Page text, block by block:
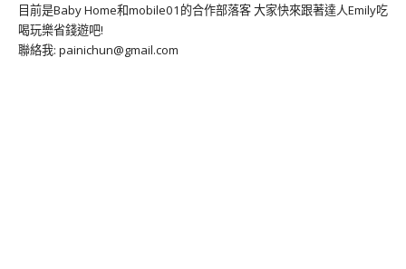
目前是Baby Home和mobile01的合作部落客 大家快來跟著達人Emily吃
喝玩樂省錢遊吧!
聯絡我: painichun@gmail.com